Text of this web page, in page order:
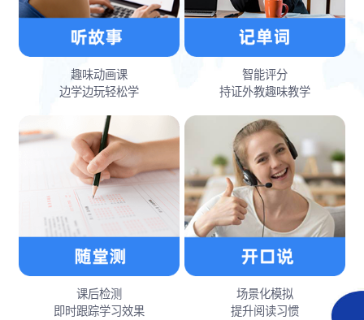
趣味动画课
边学边玩轻松学
智能评分
持证外教趣味教学
课后检测
即时跟踪学习效果
场景化模拟
提升阅读习惯